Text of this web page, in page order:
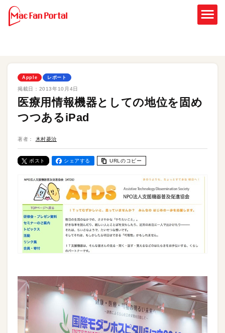
Apple レポート
掲載日： 2013年10月4日
医療用情報機器としての地位を固め
つつあるiPad
著者： 木村菱治
ポスト シェアする URLのコピー